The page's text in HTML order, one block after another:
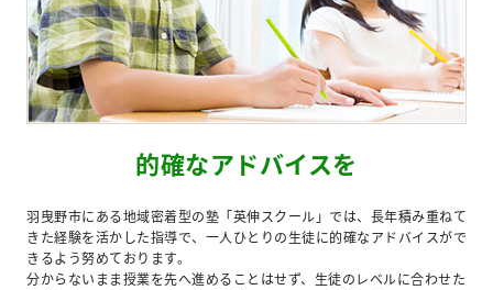
的確なアドバイスを
羽曳野市にある地域密着型の塾「英伸スクール」では、長年積み重ねて
きた経験を活かした指導で、一人ひとりの生徒に的確なアドバイスがで
きるよう努めております。
分からないまま授業を先へ進めることはせず、生徒のレベルに合わせた